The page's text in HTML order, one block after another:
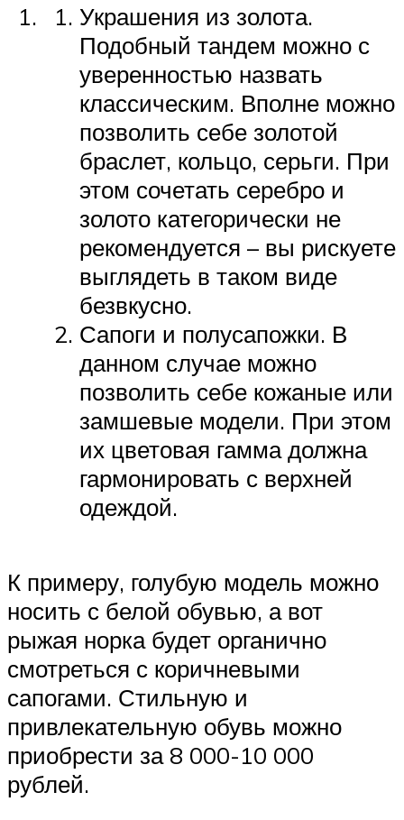
Украшения из золота.
Подобный тандем можно с
уверенностью назвать
классическим. Вполне можно
позволить себе золотой
браслет, кольцо, серьги. При
этом сочетать серебро и
золото категорически не
рекомендуется – вы рискуете
выглядеть в таком виде
безвкусно.
Сапоги и полусапожки. В
данном случае можно
позволить себе кожаные или
замшевые модели. При этом
их цветовая гамма должна
гармонировать с верхней
одеждой.
К примеру, голубую модель можно
носить с белой обувью, а вот
рыжая норка будет органично
смотреться с коричневыми
сапогами. Стильную и
привлекательную обувь можно
приобрести за 8 000-10 000
рублей.